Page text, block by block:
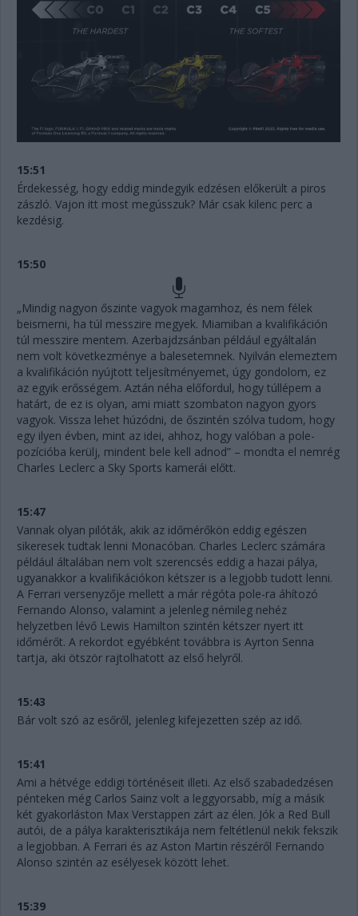
15:51
Érdekesség, hogy eddig mindegyik edzésen előkerült a piros
zászló. Vajon itt most megússzuk? Már csak kilenc perc a
kezdésig.
15:50
„Mindig nagyon őszinte vagyok magamhoz, és nem félek
beismerni, ha túl messzire megyek. Miamiban a kvalifikáción
túl messzire mentem. Azerbajdzsánban például egyáltalán
nem volt következménye a balesetemnek. Nyilván elemeztem
a kvalifikáción nyújtott teljesítményemet, úgy gondolom, ez
az egyik erősségem. Aztán néha előfordul, hogy túllépem a
határt, de ez is olyan, ami miatt szombaton nagyon gyors
vagyok. Vissza lehet húzódni, de őszintén szólva tudom, hogy
egy ilyen évben, mint az idei, ahhoz, hogy valóban a pole-
pozícióba kerülj, mindent bele kell adnod” – mondta el nemrég
Charles Leclerc a Sky Sports kamerái előtt.
15:47
Vannak olyan pilóták, akik az időmérőkön eddig egészen
sikeresek tudtak lenni Monacóban. Charles Leclerc számára
például általában nem volt szerencsés eddig a hazai pálya,
ugyanakkor a kvalifikációkon kétszer is a legjobb tudott lenni.
A Ferrari versenyzője mellett a már régóta pole-ra áhítozó
Fernando Alonso, valamint a jelenleg némileg nehéz
helyzetben lévő Lewis Hamilton szintén kétszer nyert itt
időmérőt. A rekordot egyébként továbbra is Ayrton Senna
tartja, aki ötször rajtolhatott az első helyről.
15:43
Bár volt szó az esőről, jelenleg kifejezetten szép az idő.
15:41
Ami a hétvége eddigi történéseit illeti. Az első szabadedzésen
pénteken még Carlos Sainz volt a leggyorsabb, míg a másik
két gyakorláston Max Verstappen zárt az élen. Jók a Red Bull
autói, de a pálya karakterisztikája nem feltétlenül nekik fekszik
a legjobban. A Ferrari és az Aston Martin részéről Fernando
Alonso szintén az esélyesek között lehet.
15:39